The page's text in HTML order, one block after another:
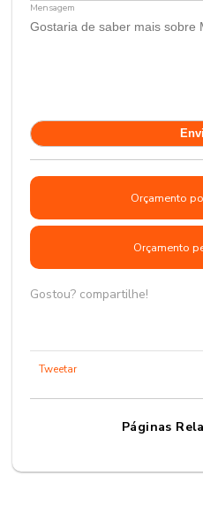
Mensagem
Orçamento
Orçamento
Gostou? compartilhe!
Tweetar
Páginas